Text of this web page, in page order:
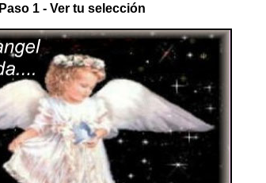
Paso 1 - Ver tu selección